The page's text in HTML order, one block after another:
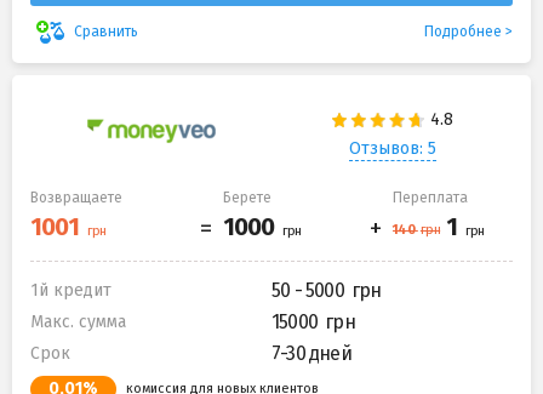
Сравнить Подробнее
Отзывов: 5
Возвращаете Берете Переплата
1й кредит 50 - 5000
Макс. сумма 15000
Срок 7-30 дней
0,01% комиссия для новых клиентов